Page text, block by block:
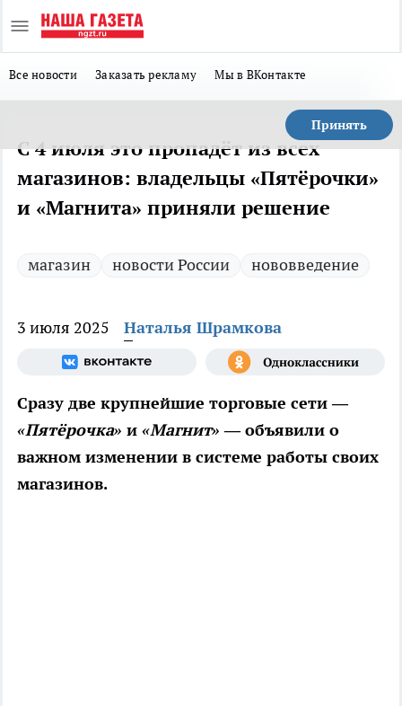
Все новости Заказать рекламу Мы в ВКонтакте
Принять
С 4 июля это пропадёт из всех
магазинов: владельцы «Пятёрочки»
и «Магнита» приняли решение
магазин новости России нововведение
3 июля 2025 Наталья Шрамкова
Сразу две крупнейшие торговые сети —
«Пятёрочка» и «Магнит» — объявили о
важном изменении в системе работы своих
магазинов.